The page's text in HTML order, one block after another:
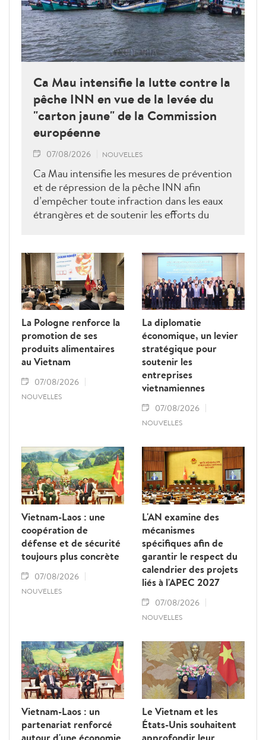
Ca Mau intensifie la lutte contre la
pêche INN en vue de la levée du
"carton jaune" de la Commission
européenne
07/08/2026 NOUVELLES
Ca Mau intensifie les mesures de prévention
et de répression de la pêche INN afin
d’empêcher toute infraction dans les eaux
étrangères et de soutenir les efforts du
La Pologne renforce la
promotion de ses
produits alimentaires
au Vietnam
07/08/2026
NOUVELLES
La diplomatie
économique, un levier
stratégique pour
soutenir les
entreprises
vietnamiennes
07/08/2026
NOUVELLES
Vietnam-Laos : une
coopération de
défense et de sécurité
toujours plus concrète
07/08/2026
NOUVELLES
L'AN examine des
mécanismes
spécifiques afin de
garantir le respect du
calendrier des projets
liés à l'APEC 2027
07/08/2026
NOUVELLES
Vietnam-Laos : un
partenariat renforcé
Le Vietnam et les
États-Unis souhaitent